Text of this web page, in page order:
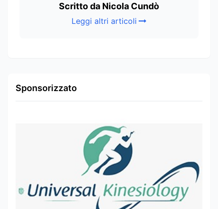
Scritto da Nicola Cundò
Leggi altri articoli
Sponsorizzato